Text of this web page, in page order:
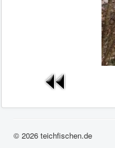
© 2026 teichfischen.de